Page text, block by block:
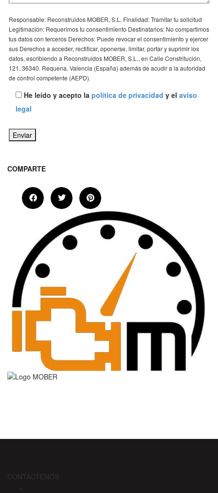
Responsable: Reconstruidos MOBER, S.L. Finalidad: Tramitar tu solicitud
Legitimación: Requerimos tu consentimiento Destinatarios: No compartimos
tus datos con terceros Derechos: Puede revocar el consentimiento y ejercer
sus Derechos a acceder, rectificar, oponerse, limitar, portar y suprimir los
datos, escribiendo a Reconstruidos MOBER, S.L., en Calle Constritución,
121. 36340. Requena. Valencia (España) además de acudir a la autoridad
de control competente (AEPD).
He leído y acepto la política de privacidad y el aviso
legal
COMPARTE
CONTÁCTENOS